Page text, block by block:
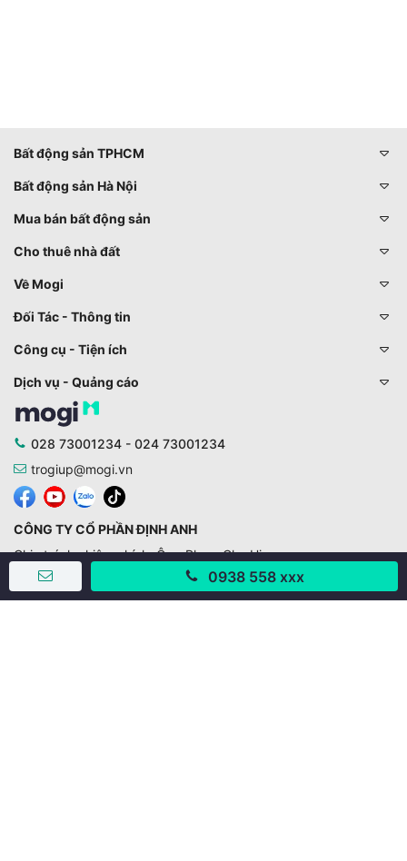
0938 558 xxx
Bất động sản TPHCM
Bất động sản Hà Nội
Mua bán bất động sản
Cho thuê nhà đất
Về Mogi
Đối Tác - Thông tin
Công cụ - Tiện ích
Dịch vụ - Quảng cáo
028 73001234 - 024 73001234
trogiup@mogi.vn
CÔNG TY CỔ PHẦN ĐỊNH ANH
Chịu trách nhiệm chính: Ông Phạm Chu Hi
Giấy phép số: 429/GP-BTTTT do Bộ TTTT cấp ngày
11/10/2019